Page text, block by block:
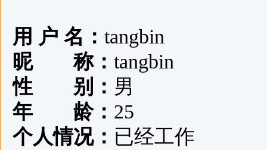
用 户 名： tangbin
昵 称： tangbin
性 别： 男
年 龄： 25
个人情况： 已经工作